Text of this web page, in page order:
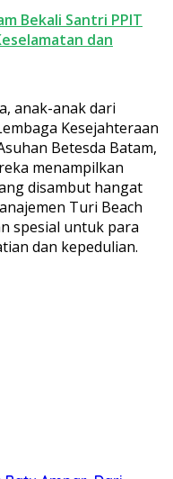
Bekali Santri PPIT
dan
anak-anak dari
Kesejahteraan
Betesda Batam,
menampilkan
disambut hangat
Turi Beach
spesial untuk para
dan kepedulian.